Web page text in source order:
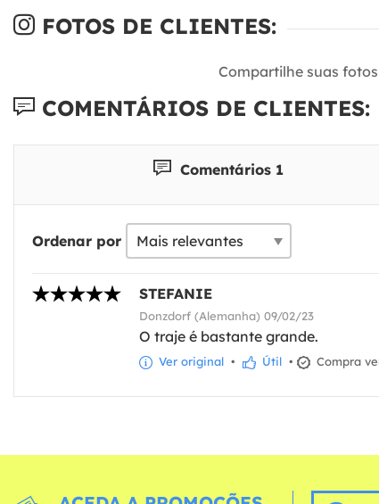
FOTOS DE CLIENTES:
Compartilhe suas
COMENTÁRIOS DE CLIENTES:
Comentários 1
Ordenar por
STEFANIE
Donzdorf (Alemanha) 09/02/23
O traje é bastante grande.
Ver original • Útil • Compra